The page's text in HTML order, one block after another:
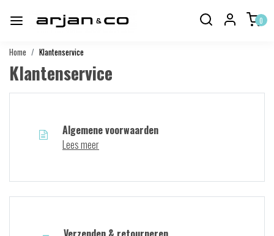
0
Home Klantenservice
Klantenservice
Algemene voorwaarden
Lees meer